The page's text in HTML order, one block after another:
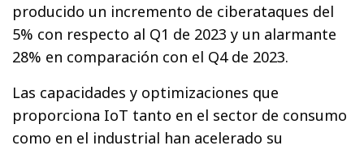
producido un incremento de ciberataques del
5% con respecto al Q1 de 2023 y un alarmante
28% en comparación con el Q4 de 2023.
Las capacidades y optimizaciones que
proporciona IoT tanto en el sector de consumo
como en el industrial han acelerado su